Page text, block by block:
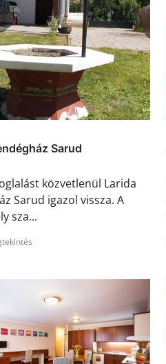
Sarud
közvetlenül Larida
Sarud igazol vissza. A
sza...